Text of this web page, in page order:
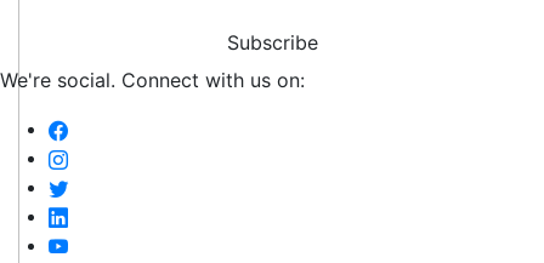
Subscribe
We're social. Connect with us on: